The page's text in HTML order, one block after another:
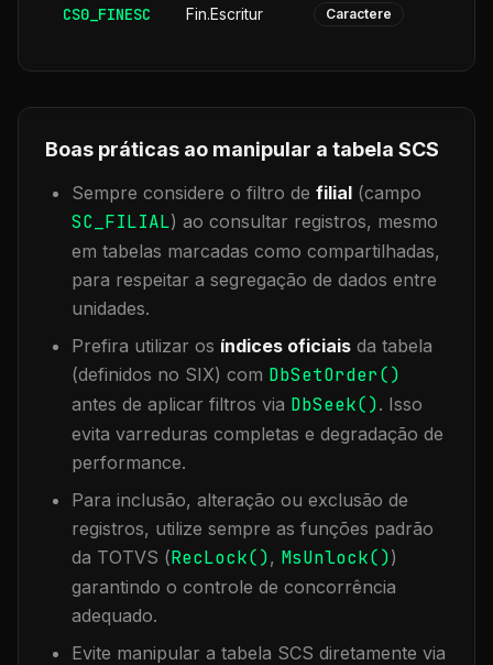
CS0_FINESC Fin.Escritur Caractere
Boas práticas ao manipular a tabela SCS
Sempre considere o filtro de filial (campo
SC_FILIAL) ao consultar registros, mesmo
em tabelas marcadas como compartilhadas,
para respeitar a segregação de dados entre
unidades.
Prefira utilizar os índices oficiais da tabela
(definidos no SIX) com DbSetOrder()
antes de aplicar filtros via DbSeek(). Isso
evita varreduras completas e degradação de
performance.
Para inclusão, alteração ou exclusão de
registros, utilize sempre as funções padrão
da TOTVS (RecLock(), MsUnlock())
garantindo o controle de concorrência
adequado.
Evite manipular a tabela SCS diretamente via